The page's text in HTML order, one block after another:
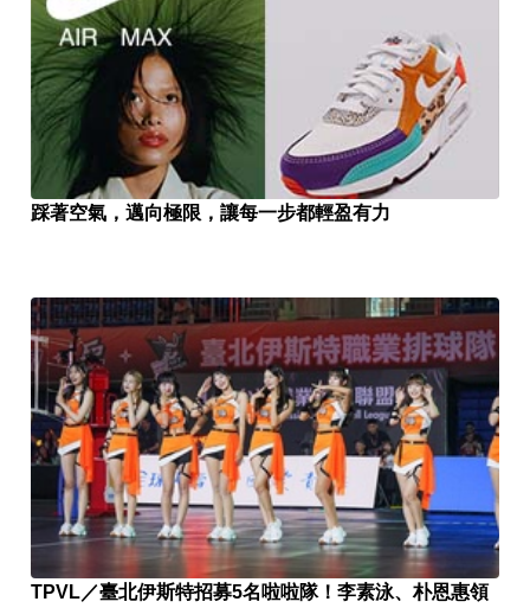
踩著空氣，邁向極限，讓每一步都輕盈有力
TPVL／臺北伊斯特招募5名啦啦隊！李素泳、朴恩惠領